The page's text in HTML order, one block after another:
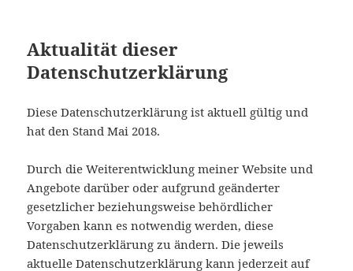
Aktualität dieser
Datenschutzerklärung
Diese Datenschutzerklärung ist aktuell gültig und
hat den Stand Mai 2018.
Durch die Weiterentwicklung meiner Website und
Angebote darüber oder aufgrund geänderter
gesetzlicher beziehungsweise behördlicher
Vorgaben kann es notwendig werden, diese
Datenschutzerklärung zu ändern. Die jeweils
aktuelle Datenschutzerklärung kann jederzeit auf